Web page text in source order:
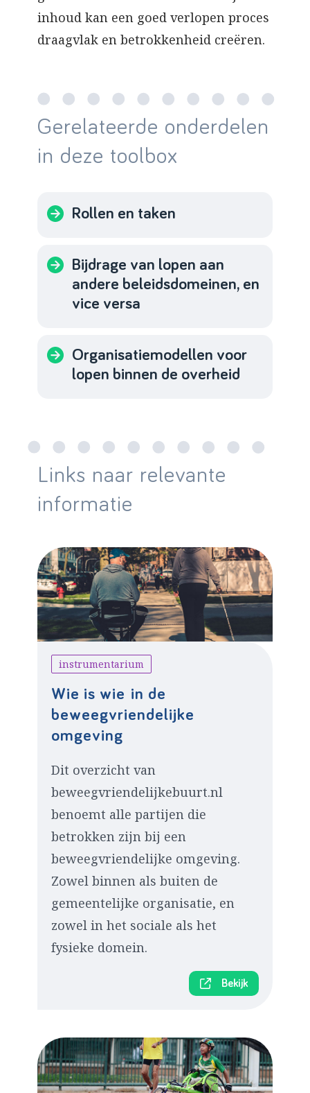
inhoud kan een goed verlopen proces
draagvlak en betrokkenheid creëren.
Gerelateerde onderdelen
in deze toolbox
Rollen en taken
Bijdrage van lopen aan
andere beleidsdomeinen, en
vice versa
Organisatiemodellen voor
lopen binnen de overheid
Links naar relevante
informatie
instrumentarium
Wie is wie in de
beweegvriendelijke
omgeving
Dit overzicht van
beweegvriendelijkebuurt.nl
benoemt alle partijen die
betrokken zijn bij een
beweegvriendelijke omgeving.
Zowel binnen als buiten de
gemeentelijke organisatie, en
zowel in het sociale als het
fysieke domein.
Bekijk